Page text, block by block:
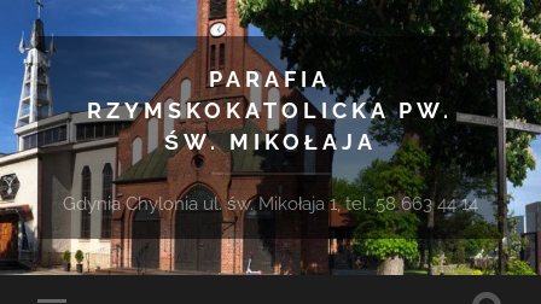
PARAFIA
RZYMSKOKATOLICKA PW.
ŚW. MIKOŁAJA
Gdynia Chylonia ul. św. Mikołaja 1, tel. 58 663 44 14